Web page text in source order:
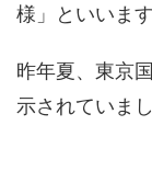
様」といいます
昨年夏、東京
示されていまし